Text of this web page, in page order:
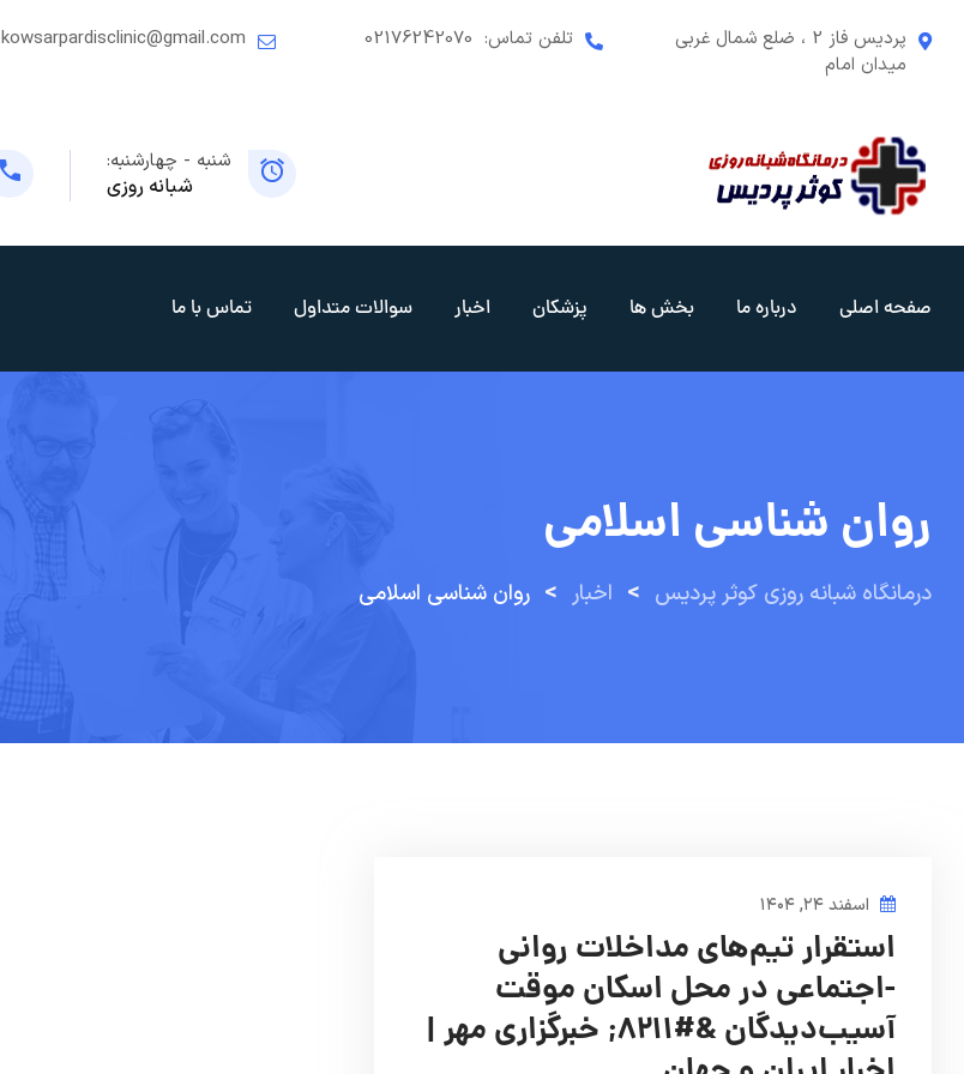
پردیس فاز 2 ، ضلع شمال غربی
میدان امام
تلفن تماس: 02176242070
kowsarpardisclinic@gmail.com
شنبه - چهارشنبه:
شبانه روزی
صفحه اصلی درباره ما بخش ها پزشکان اخبار سوالات متداول تماس با ما
روان شناسی اسلامی
درمانگاه شبانه روزی کوثر پردیس > اخبار > روان شناسی اسلامی
اسفند ۲۴, ۱۴۰۴
استقرار تیم‌های مداخلات روانی‌
-اجتماعی در محل اسکان موقت
آسیب‌دیدگان &#۸۲۱۱; خبرگزاری مهر |